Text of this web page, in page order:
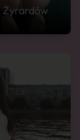
Żyrardów